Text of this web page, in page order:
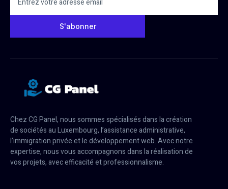
S'abonner
Chez CG Panel, nous sommes spécialisés dans la création
de sociétés au Luxembourg, l’assistance administrative,
l’immigration privée et le développement web. Avec notre
expertise, nous vous accompagnons dans la réalisation de
vos projets, avec efficacité et professionnalisme.